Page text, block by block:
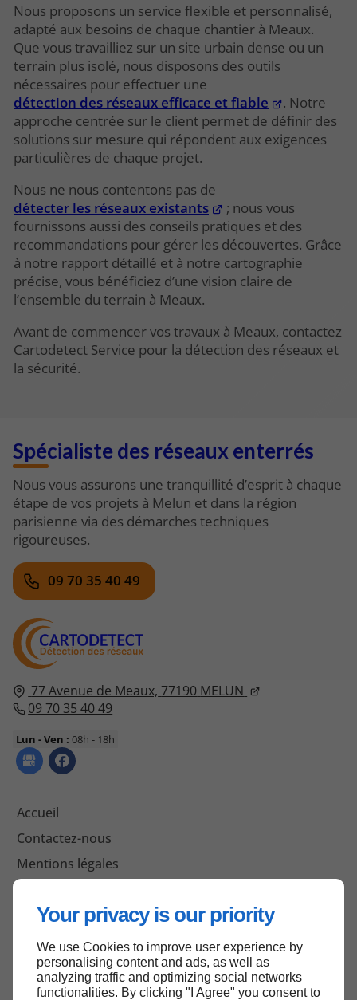
Your privacy is our priority
We use Cookies to improve user experience by
personalising content and ads, as well as
analyzing traffic and optimizing social networks
functionalities. By clicking "I Agree" you consent to
Nous proposons un service flexible et personnalisé,
adapté aux besoins de chaque chantier à Meaux.
Que vous travailliez sur un site urbain dense ou un
terrain plus isolé, nous disposons des outils
nécessaires pour effectuer une
détection des réseaux efficace et fiable
. Notre
approche centrée sur le client permet de définir des
solutions sur mesure qui répondent aux exigences
particulières de chaque projet.
Nous ne nous contentons pas de
détecter les réseaux existants
; nous vous
fournissons aussi des conseils pratiques et des
recommandations pour gérer les découvertes. Grâce
à notre rapport détaillé et à notre cartographie
précise, vous bénéficiez d’une vision claire de
l’ensemble du terrain à Meaux.
Avant de commencer vos travaux à Meaux, contactez
Cartodetect Service pour la détection des réseaux et
la sécurité.
77 Avenue de Meaux, 77190 MELUN
09 70 35 40 49
Lun - Ven : 08h - 18h
Accueil
Contactez-nous
Mentions légales
Spécialiste des réseaux enterrés
Nous vous assurons une tranquillité d’esprit à chaque
étape de vos projets à Melun et dans la région
parisienne via des démarches techniques
rigoureuses.
09 70 35 40 49
Haut de page